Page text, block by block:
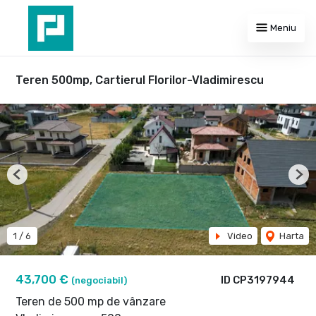
Meniu
Teren 500mp, Cartierul Florilor-Vladimirescu
ID CP3197944
43,700 € (negociabil)
Teren de 500 mp de vânzare
1 / 6 Video Harta
Previous